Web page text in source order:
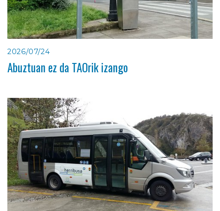
2026/07/24
Abuztuan ez da TAOrik izango